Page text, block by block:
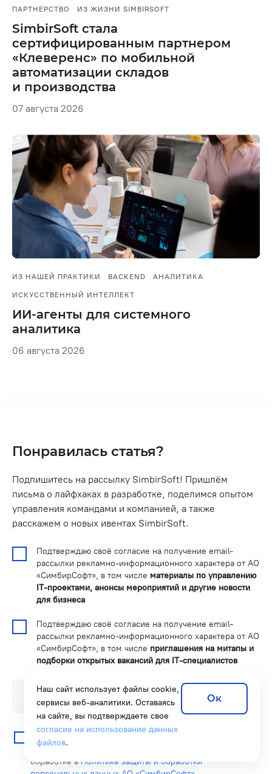
ПАРТНЕРСТВО ИЗ ЖИЗНИ SIMBIRSOFT
SimbirSoft стала
сертифицированным партнером
«Клеверенс» по мобильной
автоматизации складов
и производства
07 августа 2026
ИЗ НАШЕЙ ПРАКТИКИ BACKEND АНАЛИТИКА
ИСКУССТВЕННЫЙ ИНТЕЛЛЕКТ
ИИ-агенты для системного
аналитика
06 августа 2026
Понравилась статья?
Подпишитесь на рассылку SimbirSoft! Пришлём
письма о лайфхаках в разработке, поделимся опытом
управления командами и компанией, а также
расскажем о новых ивентах SimbirSoft.
Подтверждаю своё согласие на получение email-
рассылки рекламно-информационного характера от АО
«СимбирСофт», в том числе материалы по управлению
IT-проектами, анонсы мероприятий и другие новости
для бизнеса
Подтверждаю своё согласие на получение email-
рассылки рекламно-информационного характера от АО
«СимбирСофт», в том числе приглашения на митапы и
подборки открытых вакансий для IT-специалистов
Введите Email
Нажимая на кнопку «подписаться», я даю
обработку персональных данных.
обработке в Политике защиты и обработки
Наш сайт использует файлы cookie,
сервисы веб-аналитики. Оставаясь
на сайте, вы подтверждаете свое
согласие на использование данных
файлов.
Ок